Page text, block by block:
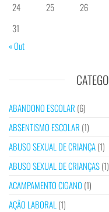
24
25 26
31
« Out
ABANDONO ESCOLAR (6)
ABSENTISMO ESCOLAR (1)
ABUSO SEXUAL DE CRIANÇA(1)
ABUSO SEXUAL DE CRIANÇAS(1)
ACAMPAMENTO CIGANO (1)
AÇÃO LABORAL (1)